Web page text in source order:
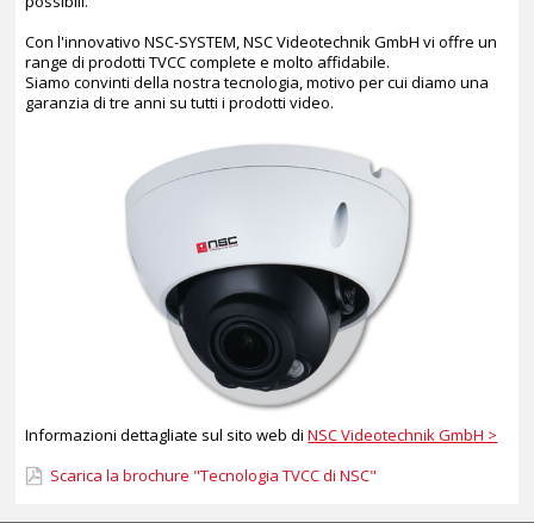
Con l'innovativo NSC-SYSTEM, NSC Videotechnik GmbH vi offre un
range di prodotti TVCC complete e molto affidabile.
Siamo convinti della nostra tecnologia, motivo per cui diamo una
garanzia di tre anni su tutti i prodotti video.
Informazioni dettagliate sul sito web diNSC Videotechnik GmbH >
Scarica la brochure "Tecnologia TVCC di NSC"